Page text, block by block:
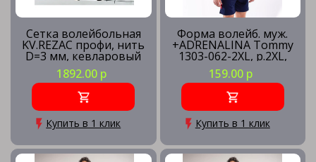
Сетка волейбольная
KV.REZAC профи, нить
D=3 мм, кевларовый
трос
1892.00 р
Купить в 1 клик
Форма волейб. муж.
+ADRENALINA Tommy
1303-062-2XL, р.2XL,
100% полиэстер,
красно-синий
159.00 р
Купить в 1 клик